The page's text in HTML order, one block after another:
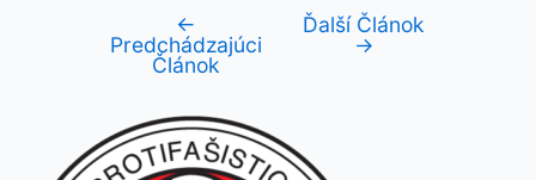
←
Predchádzajúci
Článok
Ďalší Článok
→